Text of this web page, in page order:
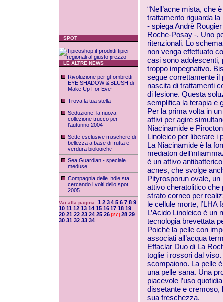
SPOT
LE ALTRE NEWS
Rivoluzione per gli ombretti
EYE SHADOW & BLUSH di
Make Up For Ever
Trova la tua stella
Seduzione, la nuova
collezione trucco per
l’autunno 2004
Sette esclusive maschere di
bellezza a base di frutta e
verdura biologiche
Sea Guardian - speciale
meduse
Compagnia delle Indie sta
cercando i volti dello spot
2005
Vai alla pagina: 1 2 3 4 5 6 7 8 9
10 11 12 13 14 15 16 17 18 19
20 21 22 23 24 25 26 [27] 28 29
30 31 32 33 34
“Nell’acne mista, che
trattamento riguarda
- spiega Andrè
Roche-Posay -. Uno
ritenzionali. Lo
non venga effettuato
casi sono adolescenti,
troppo impegnativo.
segue correttamente il
nascita di trattamenti
di lesione. Questa
semplifica la terapia e
Per la prima volta in
attivi per agire
Niacinamide e
Linoleico per liberare i
La Niacinamide è la
mediatori
è un attivo
acnes, che svolge
Pityrosporun ovale, un
attivo cheratolitico che
strato corneo per
le cellule morte, l’LHA
L’Acido Linoleico è un
tecnologia brevettata
Poiché la pelle con
associati all’acqua
Effaclar Duo di La
toglie i rossori dal
scompaiono. La pelle
una pelle sana. Una
piacevole l’uso
dissetante e cremoso,
sua freschezza.